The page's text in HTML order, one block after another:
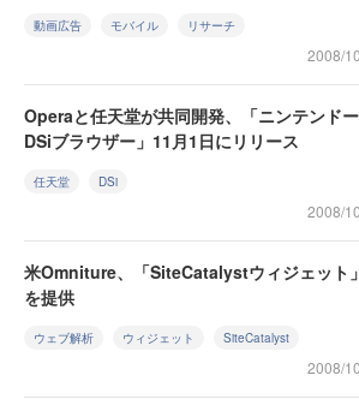
動画広告 モバイル リサーチ
2008/
Operaと任天堂が共同開発、「ニンテンドー
DSiブラウザー」11月1日にリリース
任天堂 DSi
2008/
米Omniture、「SiteCatalystウィジェット」
を提供
ウェブ解析 ウィジェット SiteCatalyst
2008/